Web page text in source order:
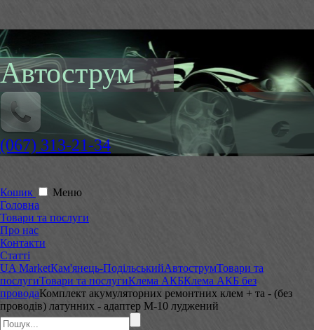
Автострум
(067) 313-21-34
Кошик
Меню
Головна
Товари та послуги
Про нас
Контакти
Статті
UA MarketКам'янець-ПодільськийАвтострумТовари та
послугиТовари та послугиКлема АКБКлема АКБ без
проводаКомплект акумуляторних ремонтних клем + та - (без
проводів) латунних - адаптер М-10 луджений